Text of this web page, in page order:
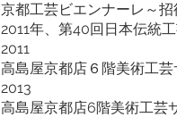
京都工芸ビエンナーレ～招
2011年、第40回日本伝統
2011
高島屋京都店６階美術工
2013
高島屋京都店6階美術工芸